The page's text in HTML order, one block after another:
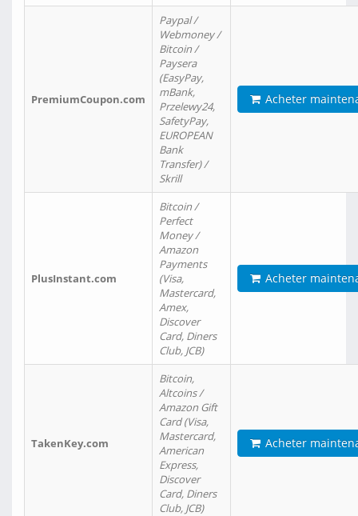
PremiumCoupon.com
Paypal /
Webmoney /
Bitcoin /
Paysera
(EasyPay,
mBank,
Przelewy24,
SafetyPay,
EUROPEAN
Bank
Transfer) /
Skrill
Acheter
PlusInstant.com
Bitcoin /
Perfect
Money /
Amazon
Payments
(Visa,
Mastercard,
Amex,
Discover
Card, Diners
Club, JCB)
Acheter
TakenKey.com
Bitcoin,
Altcoins /
Amazon Gift
Card (Visa,
Mastercard,
American
Express,
Discover
Card, Diners
Club, JCB)
Acheter